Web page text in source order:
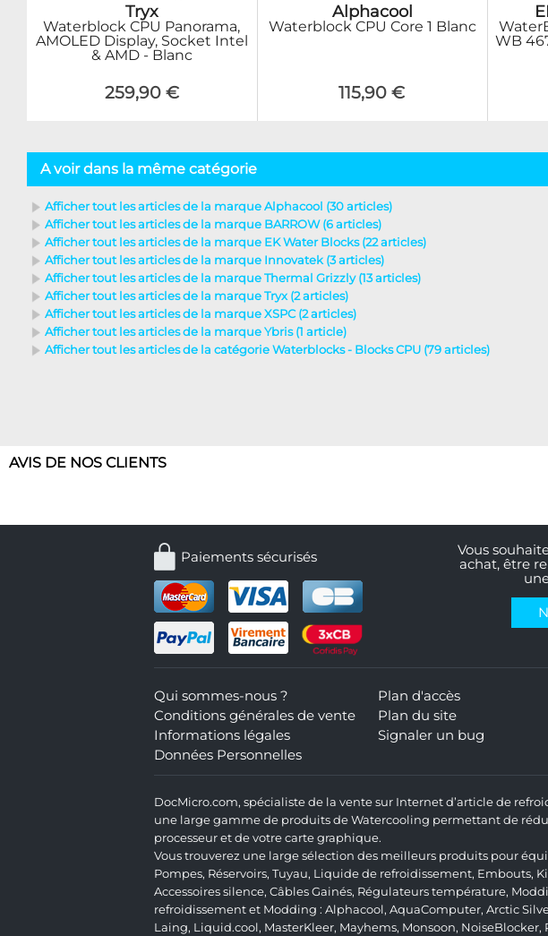
Tryx
Waterblock CPU Panorama,
AMOLED Display, Socket Intel
& AMD - Blanc
259,90 €
Alphacool
Waterblock CPU Core 1 Blanc
115,90 €
WB
A voir dans la même catégorie
Afficher tout les articles de la marque Alphacool (30 articles)
Afficher tout les articles de la marque BARROW (6 articles)
Afficher tout les articles de la marque EK Water Blocks (22 articles)
Afficher tout les articles de la marque Innovatek (3 articles)
Afficher tout les articles de la marque Thermal Grizzly (13 articles)
Afficher tout les articles de la marque Tryx (2 articles)
Afficher tout les articles de la marque XSPC (2 articles)
Afficher tout les articles de la marque Ybris (1 article)
Afficher tout les articles de la catégorie Waterblocks - Blocks CPU (79 articles)
AVIS DE NOS CLIENTS
Paiements sécurisés
Vous
achat, être
Qui sommes-nous ?
Conditions générales de vente
Informations légales
Données Personnelles
Plan d'accès
Plan du site
Signaler un bug
DocMicro.com, spécialiste de la vente sur Internet d’article de
une large gamme de produits de Watercooling permettant de
processeur et de votre carte graphique.
Vous trouverez une large sélection des meilleurs produits pour
Pompes, Réservoirs, Tuyau, Liquide de refroidissement, Embouts,
Accessoires silence, Câbles Gainés, Régulateurs température,
refroidissement et Modding : Alphacool, AquaComputer, Arctic
Laing, Liquid.cool, MasterKleer, Mayhems, Monsoon, NoiseBlocker,